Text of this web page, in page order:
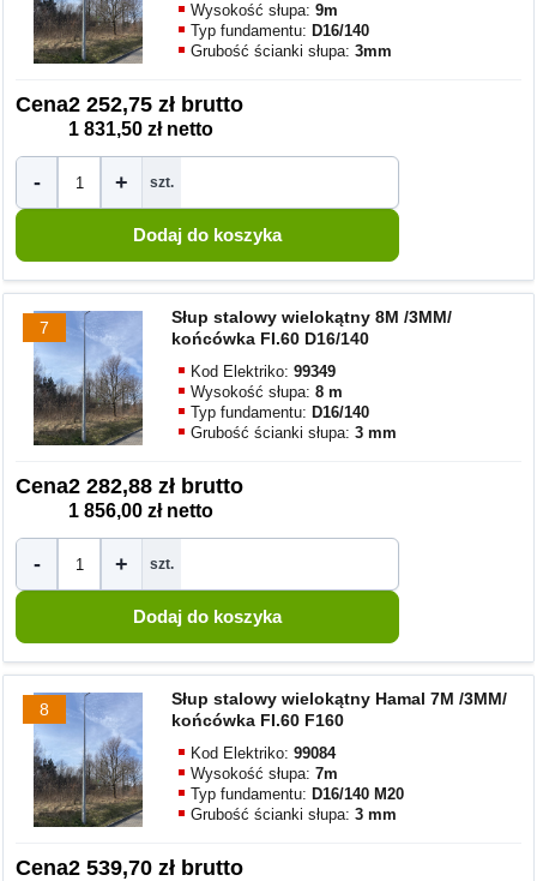
Wysokość słupa:9m
Typ fundamentu: D16/140
Grubość ścianki słupa:3mm
Cena2 252,75 zł brutto
1 831,50 zł netto
- + szt.
7
Słup stalowy wielokątny 8M /3MM/
końcówka FI.60 D16/140
Kod Elektriko:99349
Wysokość słupa:8 m
Typ fundamentu: D16/140
Grubość ścianki słupa:3 mm
Cena2 282,88 zł brutto
1 856,00 zł netto
- + szt.
8
Słup stalowy wielokątny Hamal 7M /3MM/
końcówka FI.60 F160
Kod Elektriko:99084
Wysokość słupa:7m
Typ fundamentu: D16/140 M20
Grubość ścianki słupa:3 mm
Cena2 539,70 zł brutto